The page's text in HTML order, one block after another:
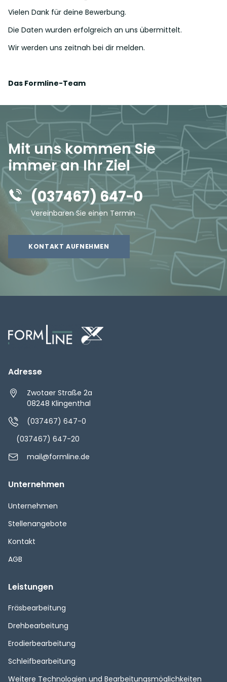
Vielen Dank für deine Bewerbung.
Die Daten wurden erfolgreich an uns übermittelt.
Wir werden uns zeitnah bei dir melden.
Das Formline-Team
Mit uns kommen Sie
immer an Ihr Ziel
(037467) 647-0
Vereinbaren Sie einen Termin
KONTAKT AUFNEHMEN
Adresse
Zwotaer Straße 2a
08248 Klingenthal
(037467) 647-0
(037467) 647-20
mail@formline.de
Unternehmen
Navigation
Unternehmen
Stellenangebote
Kontakt
AGB
Leistungen
Navigation
Fräsbearbeitung
Drehbearbeitung
Erodierbearbeitung
Schleifbearbeitung
Weitere Technologien und Bearbeitungsmöglichkeiten